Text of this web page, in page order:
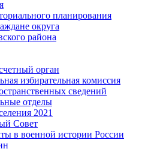
планирования
округа
района
орган
избирательная комиссия
сведений
отделы
2021
Совет
в военной истории России